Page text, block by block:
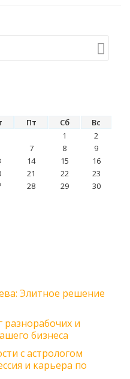
Пт Сб Вс
1
2
7 8
9
14 15
16
21 22
23
28 29
30
Элитное решение
разнорабочих и
бизнеса
с астрологом
и карьера по